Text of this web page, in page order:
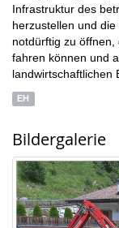
Infrastruktur des
herzustellen und
notdürftig zu öffnen,
fahren können und
landwirtschaftlichen
EH
Bildergalerie